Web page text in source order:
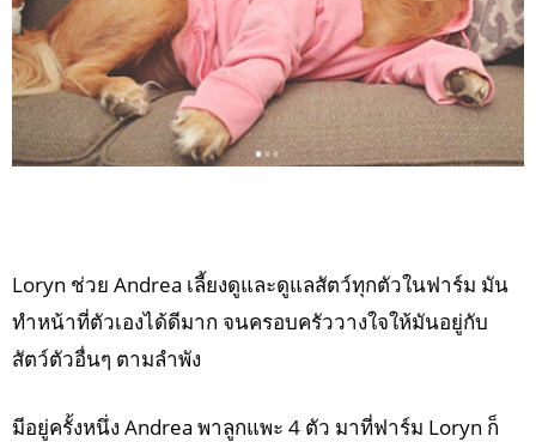
Loryn ช่วย Andrea เลี้ยงดูและดูแลสัตว์ทุกตัวในฟาร์ม มัน
ทำหน้าที่ตัวเองได้ดีมาก จนครอบครัววางใจให้มันอยู่กับ
สัตว์ตัวอื่นๆ ตามลำพัง
มีอยู่ครั้งหนึ่ง Andrea พาลูกแพะ 4 ตัว มาที่ฟาร์ม Loryn ก็